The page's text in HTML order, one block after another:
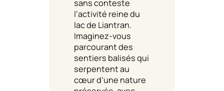
sans conteste
l’activité reine du
lac de Liantran.
Imaginez-vous
parcourant des
sentiers balisés qui
serpentent au
cœur d’une nature